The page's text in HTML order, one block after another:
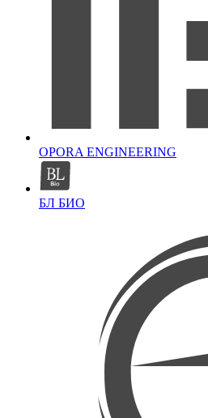
OPORA ENGINEERING
БЛ БИО